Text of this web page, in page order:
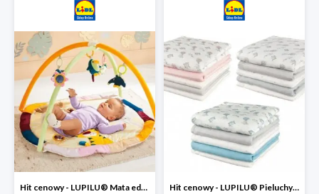
Hit cenowy - LUPILU® Mata edukacyjna dla niemowląt, 1 sztuka Hit cenowy - LUPILU® Pieluchy tetrowe 80x80 cm, z biobawełny, 5 sztuk